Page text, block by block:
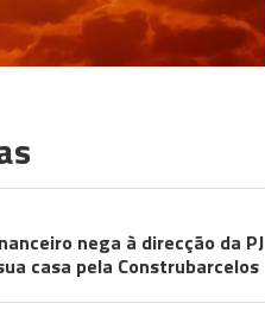
nega à direcção da PJ
casa pela Construbarcelos